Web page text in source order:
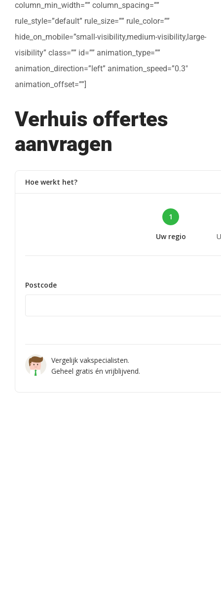
column_min_width=”” column_spacing=””
rule_style=”default” rule_size=”” rule_color=””
hide_on_mobile=”small-visibility,medium-visibility,large-
visibility” class=”” id=”” animation_type=””
animation_direction=”left” animation_speed=”0.3″
animation_offset=””]
Verhuis offertes
aanvragen